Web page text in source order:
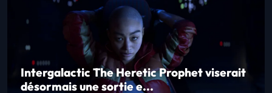
Intergalactic The Heretic Prophet viserait
désormais une sortie e...